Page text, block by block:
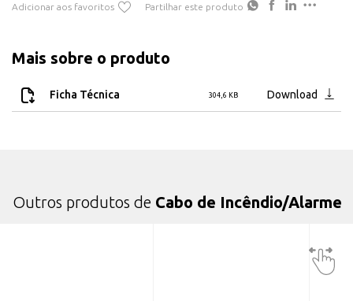
Adicionar aos favoritos Partilhar este produto
Mais sobre o produto
Ficha Técnica 304,6 KB Download
Outros produtos de Cabo de Incêndio/Alarme